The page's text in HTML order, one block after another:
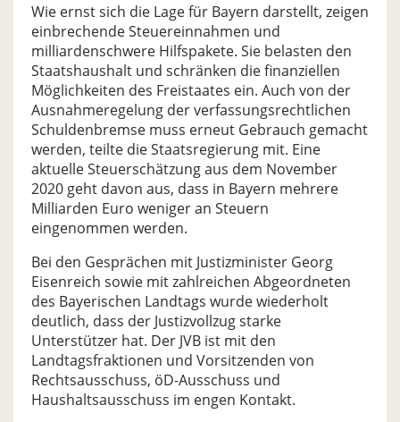
Wie ernst sich die Lage für Bayern darstellt, zeigen
einbrechende Steuereinnahmen und
milliardenschwere Hilfspakete. Sie belasten den
Staatshaushalt und schränken die finanziellen
Möglichkeiten des Freistaates ein. Auch von der
Ausnahmeregelung der verfassungsrechtlichen
Schuldenbremse muss erneut Gebrauch gemacht
werden, teilte die Staatsregierung mit. Eine
aktuelle Steuerschätzung aus dem November
2020 geht davon aus, dass in Bayern mehrere
Milliarden Euro weniger an Steuern
eingenommen werden.
Bei den Gesprächen mit Justizminister Georg
Eisenreich sowie mit zahlreichen Abgeordneten
des Bayerischen Landtags wurde wiederholt
deutlich, dass der Justizvollzug starke
Unterstützer hat. Der JVB ist mit den
Landtagsfraktionen und Vorsitzenden von
Rechtsausschuss, öD-Ausschuss und
Haushaltsausschuss im engen Kontakt.